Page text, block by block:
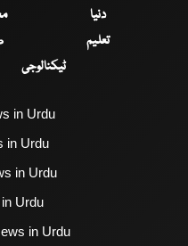
دنیا
تعلیم
ٹیکنالوجی
in Urdu
in Urdu
in Urdu
Urdu
in Urdu